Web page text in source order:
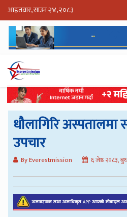
आइतवार, साउन २४, २०८३
धौलागिरि
उपचार
By Everestmission ६ जेष्ठ २०८३,